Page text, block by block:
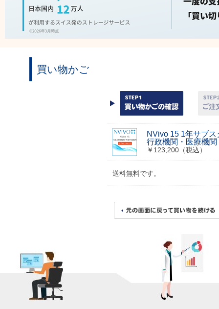
買い物かご
NVivo 15 1年サブ
行政機関・医療機
￥123,200（税込）
送料無料です。